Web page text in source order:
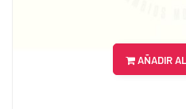
AÑADIR